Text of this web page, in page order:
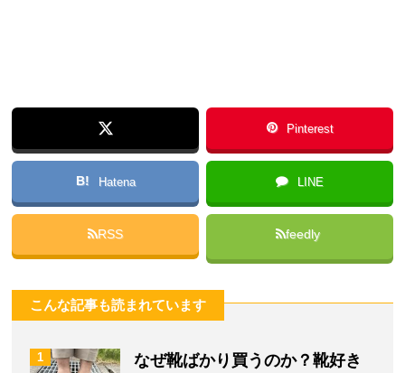
Pinterest
B! Hatena LINE
RSS feedly
こんな記事も読まれています
1
なぜ靴ばかり買うのか？靴好き